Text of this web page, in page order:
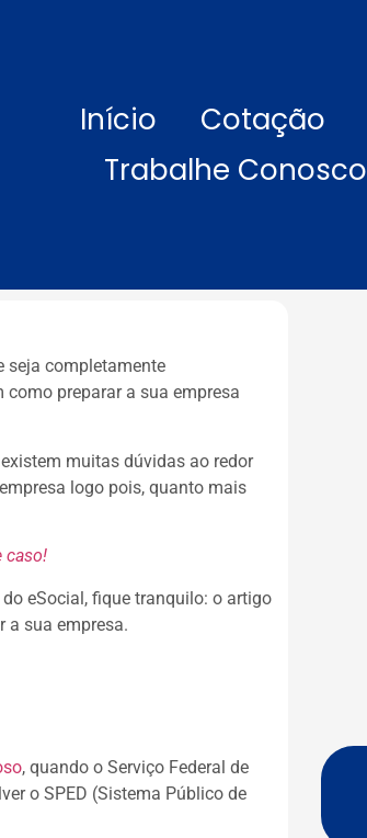
Início Cotação
Trabalhe Conosco
seja completamente
preparar a sua empresa
muitas dúvidas ao redor
logo pois, quanto mais
caso!
eSocial, fique tranquilo: o artigo
a sua empresa.
, quando o Serviço Federal de
o SPED (Sistema Público de